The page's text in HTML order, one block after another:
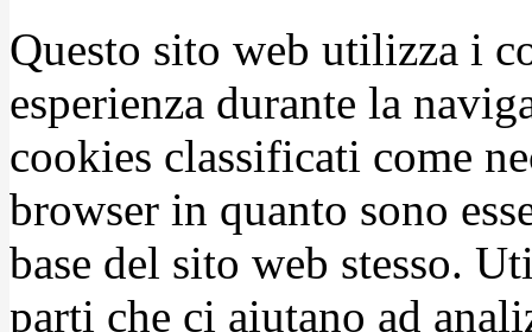
Questo sito web utilizza i
esperienza durante la
cookies classificati come
browser in quanto sono
base del sito web stesso.
parti che ci aiutano ad